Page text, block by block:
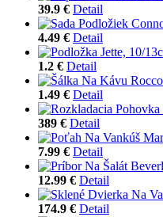
39.9 € Detail
4.49 € Detail
1.2 € Detail
1.49 € Detail
389 € Detail
7.99 € Detail
12.99 € Detail
174.9 € Detail